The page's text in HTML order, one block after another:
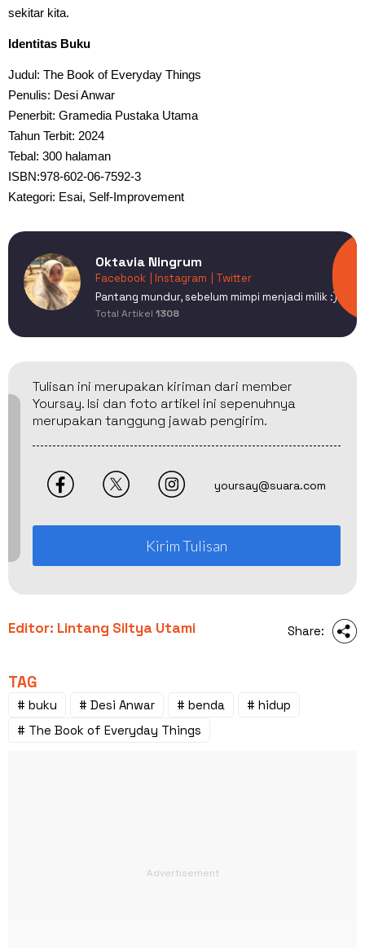
sekitar kita.
Identitas Buku
Judul: The Book of Everyday Things
Penulis: Desi Anwar
Penerbit: Gramedia Pustaka Utama
Tahun Terbit: 2024
Tebal: 300 halaman
ISBN:978-602-06-7592-3
Kategori: Esai, Self-Improvement
Oktavia Ningrum
Facebook | Instagram
| Twitter
Pantang mundur, sebelum mimpi menjadi milik :)
Total Artikel 1308
Tulisan ini merupakan kiriman dari member
Yoursay. Isi dan foto artikel ini sepenuhnya
merupakan tanggung jawab pengirim.
yoursay@suara.com
Kirim Tulisan
Editor: Lintang Siltya Utami Share:
TAG
# buku # Desi Anwar # benda
# hidup
# The Book of Everyday Things